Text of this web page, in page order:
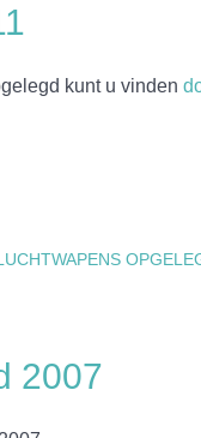
kunt u vinden
2007